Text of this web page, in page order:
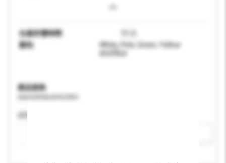
生產所需時間
顏色
White, Pink, Green, Yellow
and Blue
產品規格